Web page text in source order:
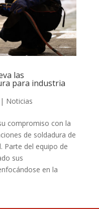
las
para industria
Noticias
compromiso con la
de soldadura de
Parte del equipo de
sus
en la